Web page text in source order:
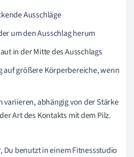
Ausschläge
um den Ausschlag herum
in der Mitte des Ausschlags
auf größere Körperbereiche, wenn
variieren, abhängig von der Stärke
Art des Kontakts mit dem Pilz.
Du benutzt in einem Fitnessstudio